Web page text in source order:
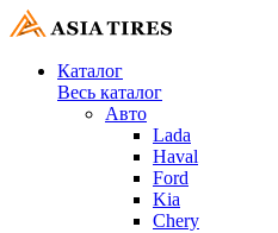
Каталог
Весь каталог
Авто
Lada
Haval
Ford
Kia
Chery